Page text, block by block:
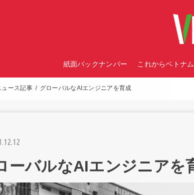
紙面バックナンバー これからベトナ
ュース記事 グローバルなAIエンジニアを育成
ーバルなAIエンジニアを